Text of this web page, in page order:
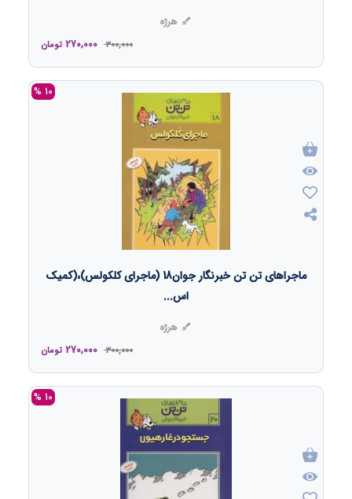
هرژه
300,000
270,000 تومان
10 %
ماجراهای تن تن خبرنگار جوان18 (ماجرای کلکولس)،(کمیک
اس...
هرژه
300,000
270,000 تومان
10 %